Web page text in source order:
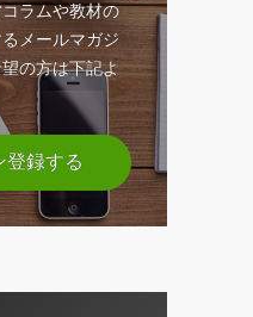
ラムや教材の
メールマガジ
の方は下記よ
登録する